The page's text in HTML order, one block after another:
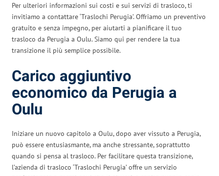
Per ulteriori informazioni sui costi e sui servizi di trasloco, ti
invitiamo a contattare ‘Traslochi Perugia’. Offriamo un preventivo
gratuito e senza impegno, per aiutarti a pianificare il tuo
trasloco da Perugia a Oulu. Siamo qui per rendere la tua
transizione il più semplice possibile.
Carico aggiuntivo
economico da Perugia a
Oulu
Iniziare un nuovo capitolo a Oulu, dopo aver vissuto a Perugia,
può essere entusiasmante, ma anche stressante, soprattutto
quando si pensa al trasloco. Per facilitare questa transizione,
l’azienda di trasloco ‘Traslochi Perugia’ offre un servizio